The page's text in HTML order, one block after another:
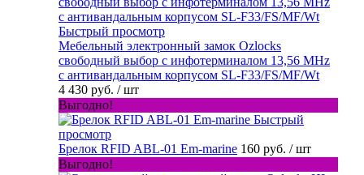
Быстрый просмотр
Мебельный электронный замок Ozlocks
свободный выбор с инфотерминалом 13,56 MHz
с антивандальным корпусом SL-F33/FS/MF/Wt
4 430 руб. / шт
Выгодно!
Быстрый
просмотр
Брелок RFID ABL-01 Em-marine 160 руб. / шт
Выгодно!